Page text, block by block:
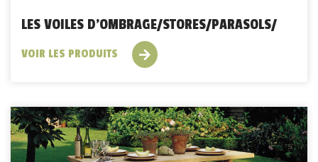
LES VOILES D’OMBRAGE/STORES/PARASOLS/
VOIR LES PRODUITS